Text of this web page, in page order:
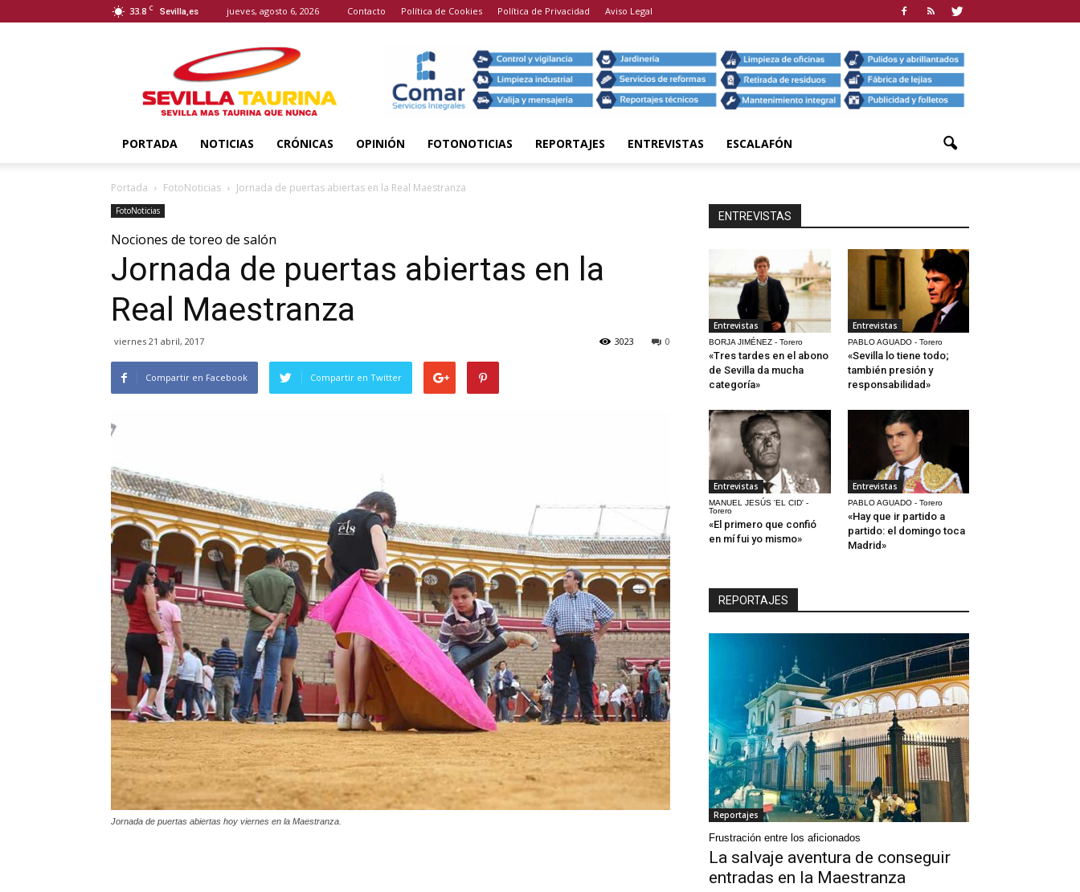
33.8 C Sevilla,es jueves, agosto 6, 2026 Contacto Política de Cookies Política de Privacidad Aviso Legal
Taurina
PORTADA NOTICIAS CRÓNICAS OPINIÓN FOTONOTICIAS REPORTAJES ENTREVISTAS ESCALAFÓN
Portada FotoNoticias Jornada de puertas abiertas en la Real Maestranza
FotoNoticias
Nociones de toreo de salón
Jornada de puertas abiertas en la
Real Maestranza
viernes 21 abril, 2017 0
3023
Compartir en Facebook Compartir en Twitter
Jornada de puertas abiertas hoy viernes en la Maestranza.
ENTREVISTAS
Entrevistas
BORJA JIMÉNEZ - Torero
«Tres tardes en el abono
de Sevilla da mucha
categoría»
Entrevistas
PABLO AGUADO - Torero
«Sevilla lo tiene todo;
también presión y
responsabilidad»
Entrevistas
MANUEL JESÚS 'EL CID' -
Torero
«El primero que confió
en mí fui yo mismo»
Entrevistas
PABLO AGUADO - Torero
«Hay que ir partido a
partido: el domingo toca
Madrid»
REPORTAJES
Reportajes
Frustración entre los aficionados
La salvaje aventura de conseguir
entradas en la Maestranza